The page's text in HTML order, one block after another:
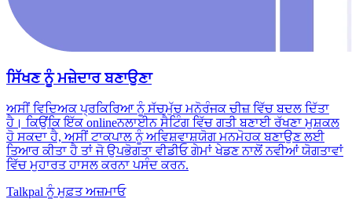
ਸਿੱਖਣ ਨੂੰ ਮਜ਼ੇਦਾਰ ਬਣਾਉਣਾ
ਅਸੀਂ ਵਿਦਿਅਕ ਪ੍ਰਕਿਰਿਆ ਨੂੰ ਸੱਚਮੁੱਚ ਮਨੋਰੰਜਕ ਚੀਜ਼ ਵਿੱਚ ਬਦਲ ਦਿੱਤਾ
ਹੈ। ਕਿਉਂਕਿ ਇੱਕ onlineਨਲਾਈਨ ਸੈਟਿੰਗ ਵਿੱਚ ਗਤੀ ਬਣਾਈ ਰੱਖਣਾ ਮੁਸ਼ਕਲ
ਹੋ ਸਕਦਾ ਹੈ, ਅਸੀਂ ਟਾਕਪਾਲ ਨੂੰ ਅਵਿਸ਼ਵਾਸ਼ਯੋਗ ਮਨਮੋਹਕ ਬਣਾਉਣ ਲਈ
ਤਿਆਰ ਕੀਤਾ ਹੈ ਤਾਂ ਜੋ ਉਪਭੋਗਤਾ ਵੀਡੀਓ ਗੇਮਾਂ ਖੇਡਣ ਨਾਲੋਂ ਨਵੀਆਂ ਯੋਗਤਾਵਾਂ
ਵਿੱਚ ਮੁਹਾਰਤ ਹਾਸਲ ਕਰਨਾ ਪਸੰਦ ਕਰਨ.
Talkpal ਨੂੰ ਮੁਫ਼ਤ ਅਜ਼ਮਾਓ